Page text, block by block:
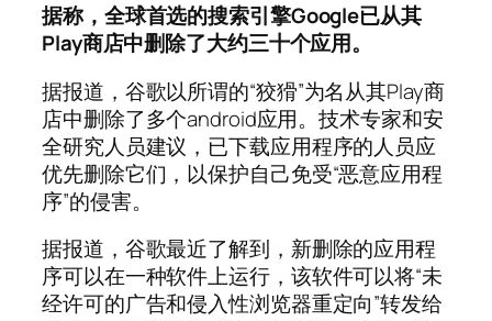
据称，全球首选的搜索引擎Google已从其
Play商店中删除了大约三十个应用。
据报道，谷歌以所谓的“狡猾”为名从其Play商
店中删除了多个android应用。技术专家和安
全研究人员建议，已下载应用程序的人员应
优先删除它们，以保护自己免受“恶意应用程
序”的侵害。
据报道，谷歌最近了解到，新删除的应用程
序可以在一种软件上运行，该软件可以将“未
经许可的广告和侵入性浏览器重定向”转发给